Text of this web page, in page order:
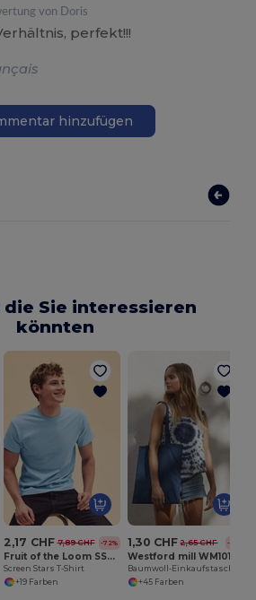
von Doris
perfekt!!!
hinzufügen
Sie interessieren
könnten
2,17 CHF 7,89 CHF -72%
Fruit of the Loom SS048
Screen Stars T-Shirt
+19 Farben
1,30 CHF 2,65 CHF -51%
Westford mill WM101
Baumwoll-Einkaufstasche
+45 Farben